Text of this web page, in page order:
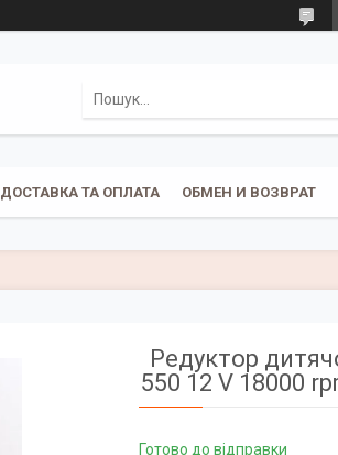
ДОСТАВКА ТА ОПЛАТА ОБМЕН И ВОЗВРАТ
Редуктор
550 12 V 18000
Готово до відправки